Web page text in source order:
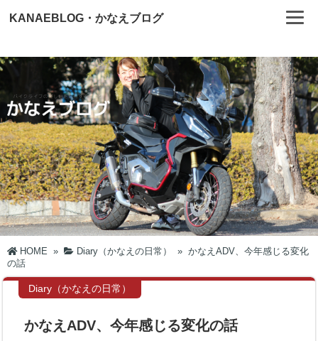
KANAEBLOG・かなえブログ
HOME » Diary（かなえの日常） » かなえADV、今年感じる変化
の話
Diary（かなえの日常）
かなえADV、今年感じる変化の話